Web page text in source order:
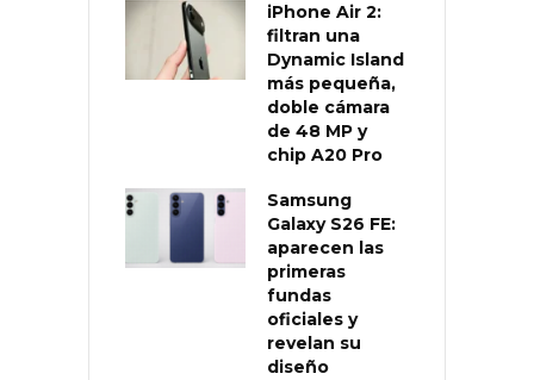
iPhone Air 2:
filtran una
Dynamic Island
más pequeña,
doble cámara
de 48 MP y
chip A20 Pro
Samsung
Galaxy S26 FE:
aparecen las
primeras
fundas
oficiales y
revelan su
diseño